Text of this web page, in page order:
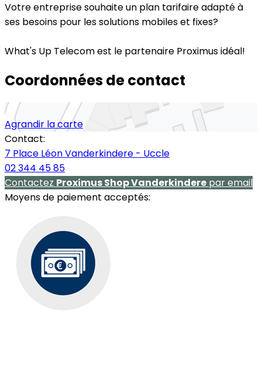
Votre entreprise souhaite un plan tarifaire adapté à
ses besoins pour les solutions mobiles et fixes?
What's Up Telecom est le partenaire Proximus idéal!
Coordonnées de contact
Agrandir la carte
Contact:
7 Place Léon Vanderkindere - Uccle
02 344 45 85
Contactez Proximus Shop Vanderkindere par email
Moyens de paiement acceptés: